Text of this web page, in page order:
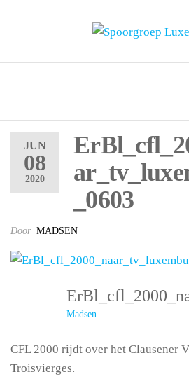
JUN
08
2020
_0603
Door MADSEN
Madsen
CFL 2000 rijdt over het Clausener
Troisvierges.